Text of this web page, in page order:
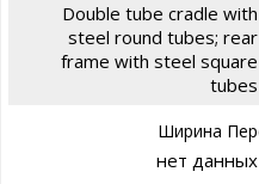
Double tube cradle with
steel round tubes; rear
frame with steel square
tubes
Ширина
нет данных